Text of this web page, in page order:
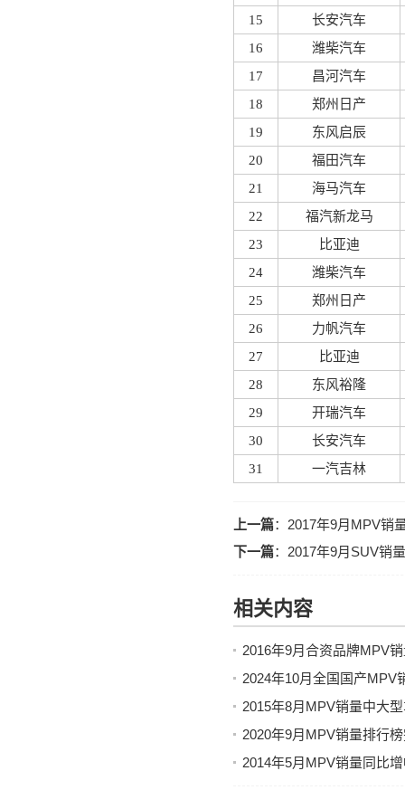
15
长安汽车
16
潍柴汽车
17
昌河汽车
18
郑州日产
19
东风启辰
20
福田汽车
21
海马汽车
22
福汽新龙马
23
比亚迪
24
潍柴汽车
25
郑州日产
26
力帆汽车
27
比亚迪
28
东风裕隆
29
开瑞汽车
30
长安汽车
31
一汽吉林
上一篇： 2017年9月MPV销
下一篇： 2017年9月SUV销
相关内容
2016年9月合资品牌MPV
2024年10月全国国产MPV
2015年8月MPV销量中大
2020年9月MPV销量排行
2014年5月MPV销量同比